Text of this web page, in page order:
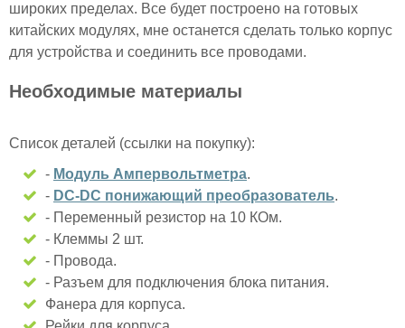
широких пределах. Все будет построено на готовых
китайских модулях, мне останется сделать только корпус
для устройства и соединить все проводами.
Необходимые материалы
Список деталей (ссылки на покупку):
- Модуль Ампервольтметра.
- DC-DC понижающий преобразователь.
- Переменный резистор на 10 КОм.
- Клеммы 2 шт.
- Провода.
- Разъем для подключения блока питания.
Фанера для корпуса.